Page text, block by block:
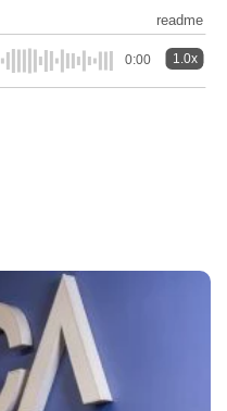
readme
0:00 1.0x